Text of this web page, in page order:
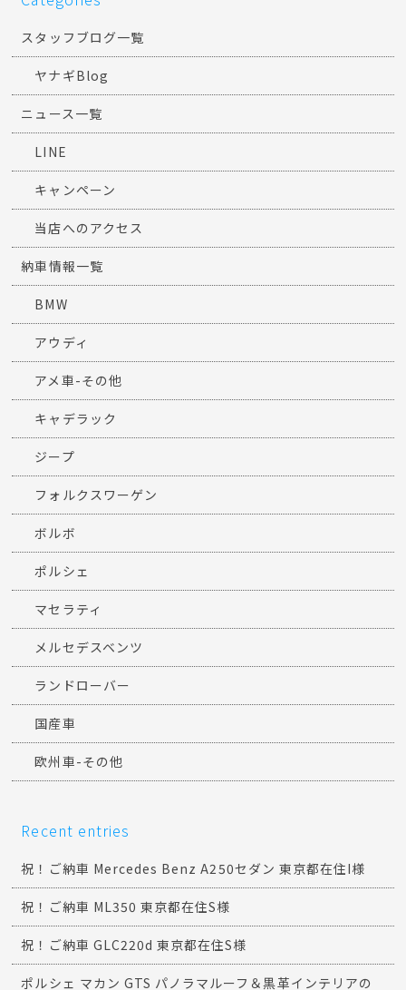
スタッフブログ一覧
ヤナギBlog
ニュース一覧
LINE
キャンペーン
当店へのアクセス
納車情報一覧
BMW
アウディ
アメ車-その他
キャデラック
ジープ
フォルクスワーゲン
ボルボ
ポルシェ
マセラティ
メルセデスベンツ
ランドローバー
国産車
欧州車-その他
Recent entries
祝！ご納車 Mercedes Benz A250セダン 東京都在住I様
祝！ご納車 ML350 東京都在住S様
祝！ご納車 GLC220d 東京都在住S様
ポルシェ マカン GTS パノラマルーフ＆黒革インテリアの